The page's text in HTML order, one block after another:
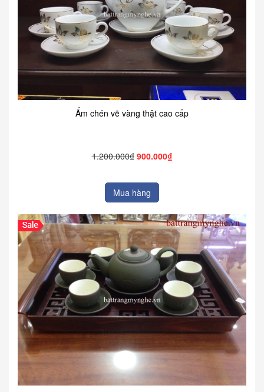
Ấm chén vẽ vàng thật cao cấp
1.200.000₫ 900.000₫
Mua hàng